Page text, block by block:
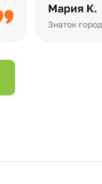
Мария К.
Знаток
видео с